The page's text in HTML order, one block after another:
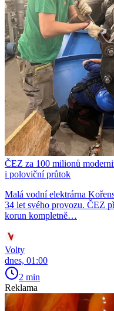
ČEZ za 100 milionů
i poloviční průtok
Malá vodní elektrárna
34 let svého provozu. ČEZ
korun kompletně…
Volty
dnes, 01:00
2 min
Reklama